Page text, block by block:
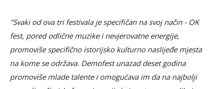
"Svaki od ova tri festivala je specifičan na svoj način - OK
fest, pored odlične muzike i nevjerovatne energije,
promoviše specifično istorijsko kulturno naslijeđe mjesta
na kome se održava. Demofest unazad deset godina
promoviše mlade talente i omogućava im da na najbolji